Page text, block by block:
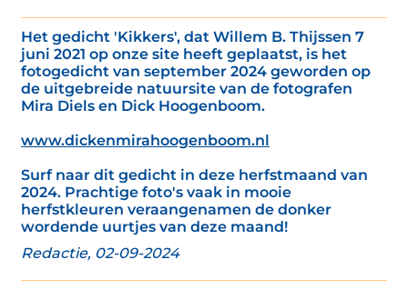
Het gedicht 'Kikkers', dat Willem B. Thijssen 7
juni 2021 op onze site heeft geplaatst, is het
fotogedicht van september 2024 geworden op
de uitgebreide natuursite van de fotografen
Mira Diels en Dick Hoogenboom.
www.dickenmirahoogenboom.nl
Surf naar dit gedicht in deze herfstmaand van
2024. Prachtige foto's vaak in mooie
herfstkleuren veraangenamen de donker
wordende uurtjes van deze maand!
Redactie, 02-09-2024